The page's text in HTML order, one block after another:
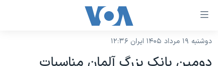
لینکهای
دسترسی
جهش
دوشنبه ۱۹ مرداد ۱۴۰۵ ایران ۱۲:۳۶